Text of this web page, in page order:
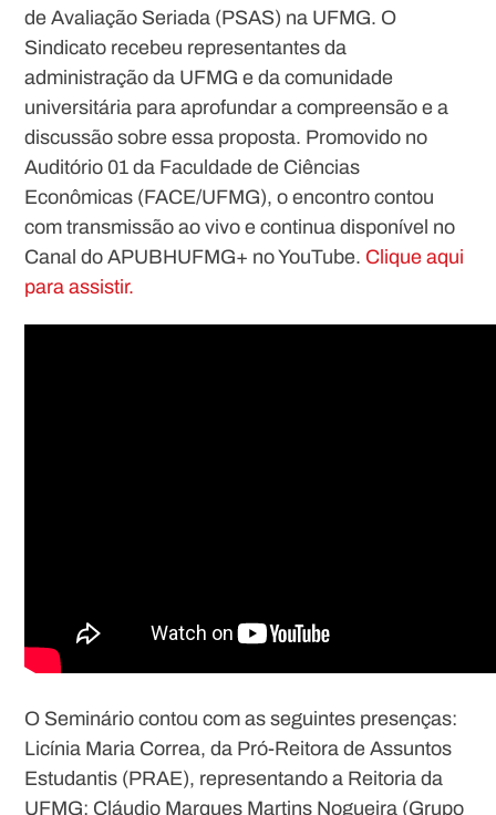
de Avaliação Seriada (PSAS) na UFMG. O
Sindicato recebeu representantes da
administração da UFMG e da comunidade
universitária para aprofundar a compreensão e a
discussão sobre essa proposta. Promovido no
Auditório 01 da Faculdade de Ciências
Econômicas (FACE/UFMG), o encontro contou
com transmissão ao vivo e continua disponível no
Canal do APUBHUFMG+ no YouTube. Clique aqui
para assistir.
O Seminário contou com as seguintes presenças:
Licínia Maria Correa, da Pró-Reitora de Assuntos
Estudantis (PRAE), representando a Reitoria da
UFMG; Cláudio Marques Martins Nogueira (Grupo